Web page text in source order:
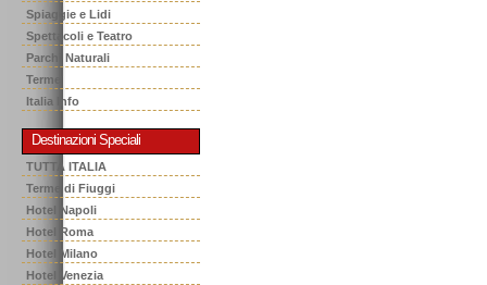
Spiaggie e Lidi
Spettacoli e Teatro
Parchi Naturali
Terme
Italia Info
Destinazioni Speciali
TUTTA ITALIA
Terme di Fiuggi
Hotel Napoli
Hotel Roma
Hotel Milano
Hotel Venezia